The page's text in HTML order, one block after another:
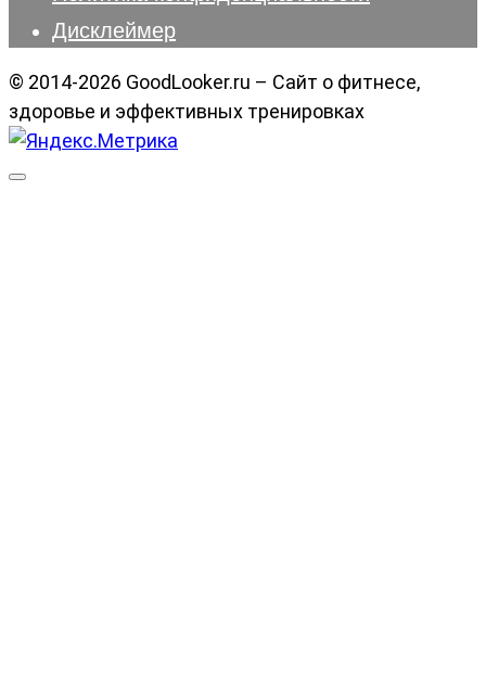
Дисклеймер
© 2014-2026 GoodLooker.ru – Сайт о фитнесе,
здоровье и эффективных тренировках